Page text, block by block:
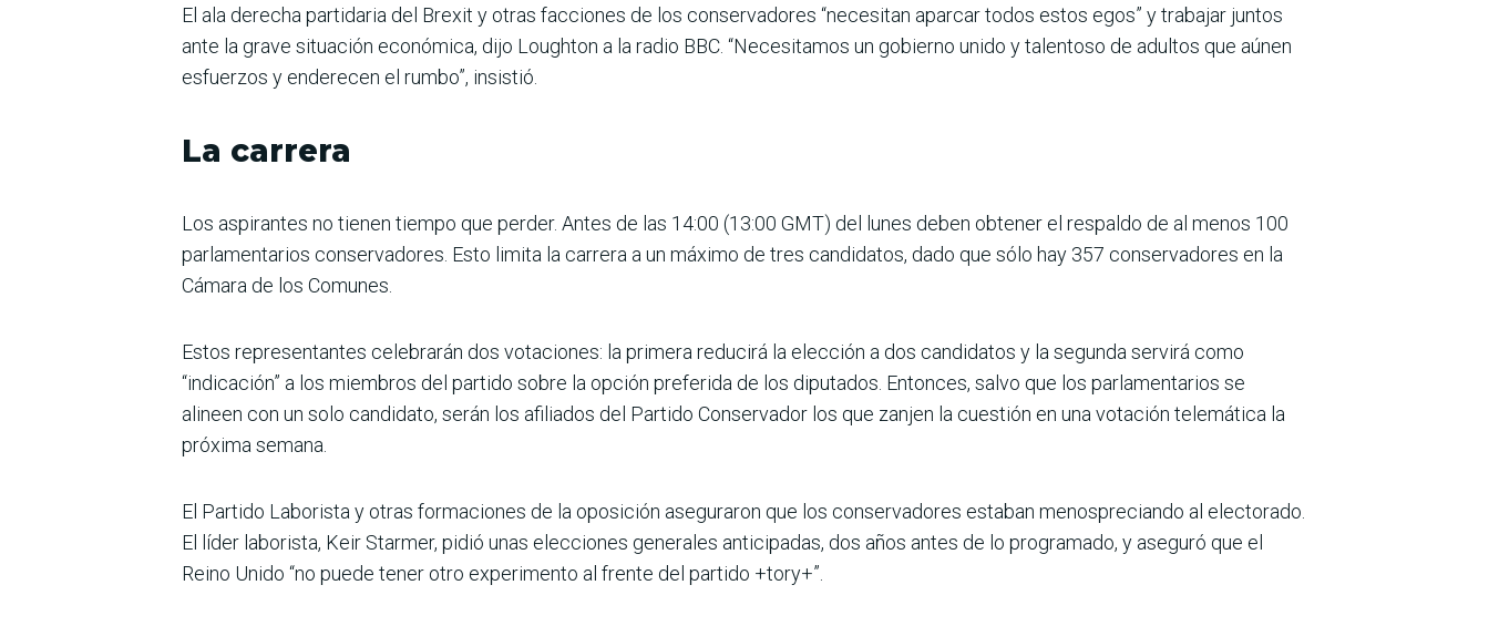
El ala derecha partidaria del Brexit y otras facciones de los conservadores “necesitan aparcar todos estos egos” y trabajar juntos
ante la grave situación económica, dijo Loughton a la radio BBC. “Necesitamos un gobierno unido y talentoso de adultos que aúnen
esfuerzos y enderecen el rumbo”, insistió.
La carrera
Los aspirantes no tienen tiempo que perder. Antes de las 14:00 (13:00 GMT) del lunes deben obtener el respaldo de al menos 100
parlamentarios conservadores. Esto limita la carrera a un máximo de tres candidatos, dado que sólo hay 357 conservadores en la
Cámara de los Comunes.
Estos representantes celebrarán dos votaciones: la primera reducirá la elección a dos candidatos y la segunda servirá como
“indicación” a los miembros del partido sobre la opción preferida de los diputados. Entonces, salvo que los parlamentarios se
alineen con un solo candidato, serán los afiliados del Partido Conservador los que zanjen la cuestión en una votación telemática la
próxima semana.
El Partido Laborista y otras formaciones de la oposición aseguraron que los conservadores estaban menospreciando al electorado.
El líder laborista, Keir Starmer, pidió unas elecciones generales anticipadas, dos años antes de lo programado, y aseguró que el
Reino Unido “no puede tener otro experimento al frente del partido +tory+”.